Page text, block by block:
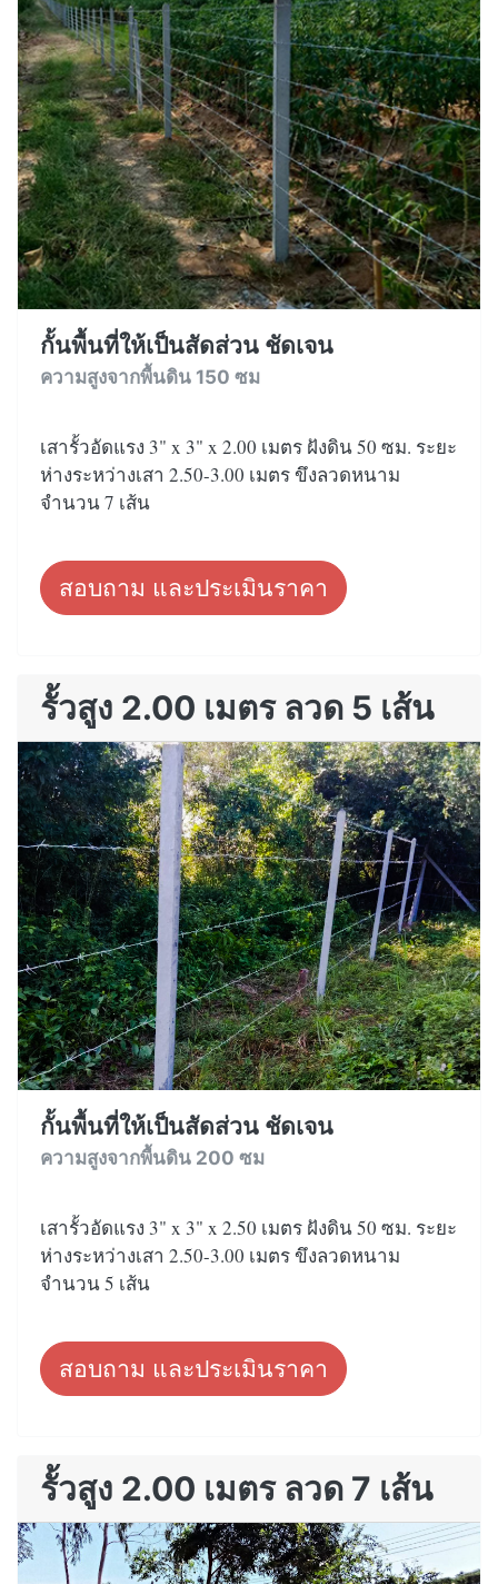
กั้นพื้นที่ให้เป็นสัดส่วน ชัดเจน
ความสูงจากพื้นดิน 150 ซม
เสารั้วอัดแรง 3" x 3" x 2.00 เมตร ฝังดิน 50 ซม. ระยะ
ห่างระหว่างเสา 2.50-3.00 เมตร ขึงลวดหนาม
จำนวน 7 เส้น
สอบถาม และประเมินราคา
รั้วสูง 2.00 เมตร ลวด 5 เส้น
กั้นพื้นที่ให้เป็นสัดส่วน ชัดเจน
ความสูงจากพื้นดิน 200 ซม
เสารั้วอัดแรง 3" x 3" x 2.50 เมตร ฝังดิน 50 ซม. ระยะ
ห่างระหว่างเสา 2.50-3.00 เมตร ขึงลวดหนาม
จำนวน 5 เส้น
สอบถาม และประเมินราคา
รั้วสูง 2.00 เมตร ลวด 7 เส้น